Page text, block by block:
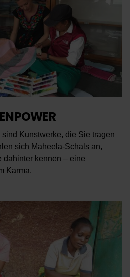
Kunstwerke, die Sie tragen
sich Maheela-Schals an,
kennen – eine
Karma.